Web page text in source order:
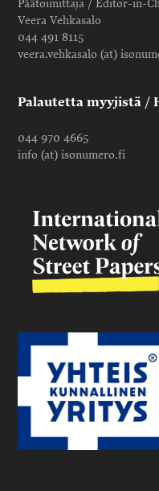
Päätoimittaja / Editor-in-
Veera Vehkasalo
044 491 8115
veera.vehkasalo (at)
Palautetta myyjistä /
044 970 4665
info (at) isonumero.fi